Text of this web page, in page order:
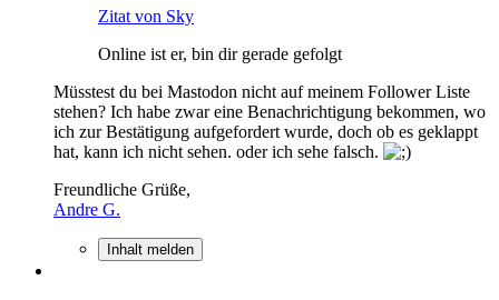
Zitat von Sky
Online ist er, bin dir gerade gefolgt
Müsstest du bei Mastodon nicht auf meinem Follower Liste
stehen? Ich habe zwar eine Benachrichtigung bekommen, wo
ich zur Bestätigung aufgefordert wurde, doch ob es geklappt
hat, kann ich nicht sehen. oder ich sehe falsch.
Freundliche Grüße,
Andre G.
Inhalt melden